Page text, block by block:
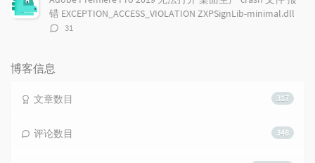
错 EXCEPTION_ACCESS_VIOLATION ZXPSignLib-minimal.dll
评
31
博客信息
317
文章数目
348
评论数目